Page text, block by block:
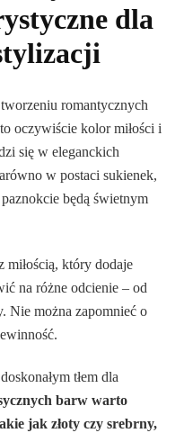
dla
romantycznych
oczywiście kolor miłości i
się w eleganckich
w postaci sukienek,
będą świetnym
który dodaje
na różne odcienie – od
Nie można zapomnieć o
tłem dla
barw warto
jak złoty czy srebrny,